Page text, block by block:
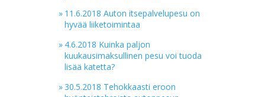
» 11.6.2018 Auton itsepalvelupesu on
hyvää liiketoimintaa
» 4.6.2018 Kuinka paljon
kuukausimaksullinen pesu voi tuoda
lisää katetta?
»30.5.2018 Tehokkaasti eroon